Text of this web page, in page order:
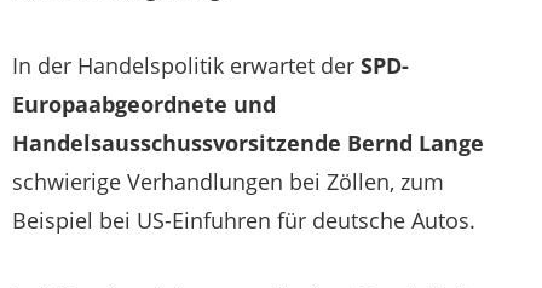
In der Handelspolitik erwartet der SPD-
Europaabgeordnete und
Handelsausschussvorsitzende Bernd Lange
schwierige Verhandlungen bei Zöllen, zum
Beispiel bei US-Einfuhren für deutsche Autos.